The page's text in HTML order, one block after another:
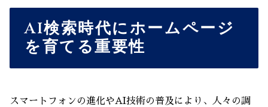
AI検索時代にホームページ
を育てる重要性
スマートフォンの進化やAI技術の普及により、人々の調